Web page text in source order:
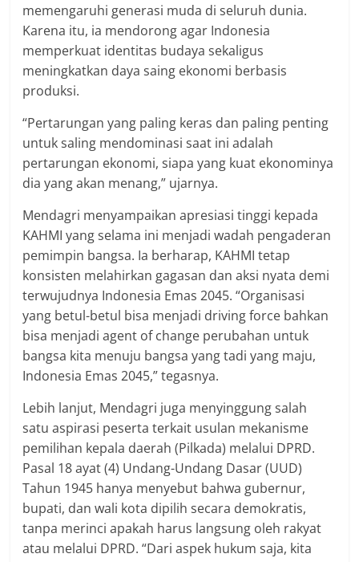
memengaruhi generasi muda di seluruh dunia.
Karena itu, ia mendorong agar Indonesia
memperkuat identitas budaya sekaligus
meningkatkan daya saing ekonomi berbasis
produksi.
“Pertarungan yang paling keras dan paling penting
untuk saling mendominasi saat ini adalah
pertarungan ekonomi, siapa yang kuat ekonominya
dia yang akan menang,” ujarnya.
Mendagri menyampaikan apresiasi tinggi kepada
KAHMI yang selama ini menjadi wadah pengaderan
pemimpin bangsa. Ia berharap, KAHMI tetap
konsisten melahirkan gagasan dan aksi nyata demi
terwujudnya Indonesia Emas 2045. “Organisasi
yang betul-betul bisa menjadi driving force bahkan
bisa menjadi agent of change perubahan untuk
bangsa kita menuju bangsa yang tadi yang maju,
Indonesia Emas 2045,” tegasnya.
Lebih lanjut, Mendagri juga menyinggung salah
satu aspirasi peserta terkait usulan mekanisme
pemilihan kepala daerah (Pilkada) melalui DPRD.
Pasal 18 ayat (4) Undang-Undang Dasar (UUD)
Tahun 1945 hanya menyebut bahwa gubernur,
bupati, dan wali kota dipilih secara demokratis,
tanpa merinci apakah harus langsung oleh rakyat
atau melalui DPRD. “Dari aspek hukum saja, kita